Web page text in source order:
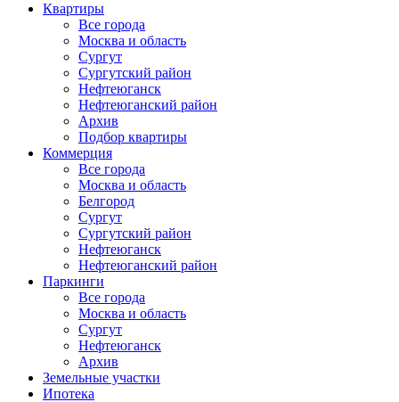
Квартиры
Все города
Москва и область
Сургут
Сургутский район
Нефтеюганск
Нефтеюганский район
Архив
Подбор квартиры
Коммерция
Все города
Москва и область
Белгород
Сургут
Сургутский район
Нефтеюганск
Нефтеюганский район
Паркинги
Все города
Москва и область
Сургут
Нефтеюганск
Архив
Земельные участки
Ипотека